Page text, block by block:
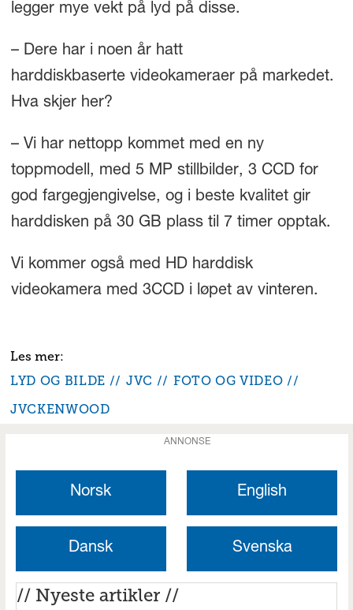
legger mye vekt på lyd på disse.
– Dere har i noen år hatt
harddiskbaserte videokameraer på markedet.
Hva skjer her?
– Vi har nettopp kommet med en ny
toppmodell, med 5 MP stillbilder, 3 CCD for
god fargegjengivelse, og i beste kvalitet gir
harddisken på 30 GB plass til 7 timer opptak.
Vi kommer også med HD harddisk
videokamera med 3CCD i løpet av vinteren.
LYD OG BILDE JVC
FOTO OG VIDEO
JVCKENWOOD
ANNONSE
Norsk English
Dansk Svenska
// Nyeste artikler //